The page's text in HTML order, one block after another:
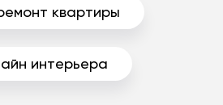
квартиры
интерьера